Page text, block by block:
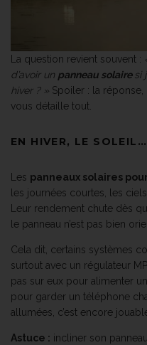
La question revient souvent :
d’avoir un panneau solairesi
hiver ? » Spoiler : la réponse,
vous détaille tout.
EN HIVER, LE
Les panneaux solaires
les journées courtes, les
Leur rendement chute dès
le panneau n’est pas bien
Cela dit, certains systèmes
surtout avec un régulateur
pas sur eux pour alimenter
pour garder un téléphone
allumées, c’est encore
Astuce : incliner son